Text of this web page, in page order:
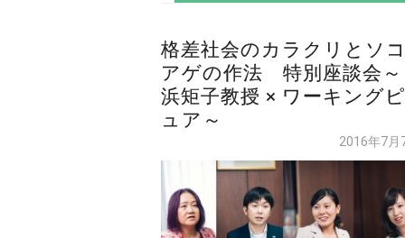
格差社会のカラクリとソコ
アゲの作法 特別座談会～
浜矩子教授 × ワーキングピ
ュア～
2016年7月